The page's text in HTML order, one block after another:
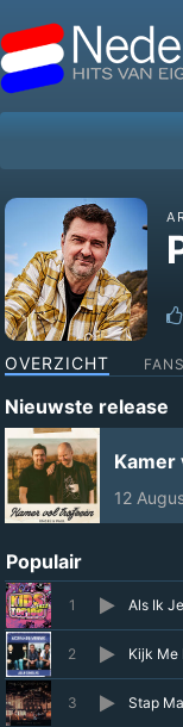
OVERZICHT
Nieuwste release
Kamer
12
Populair
1 Als Ik
2 Kijk Me
3 Stap